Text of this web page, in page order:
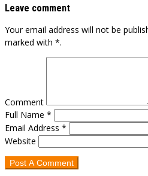
Leave comment
Your email address will not be
marked with *.
Comment
Full Name *
Email Address *
Website